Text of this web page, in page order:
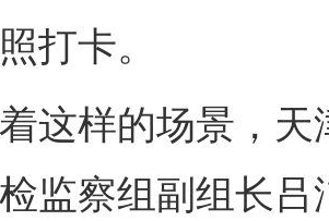
打卡。
样的场景，天
监察组副组长